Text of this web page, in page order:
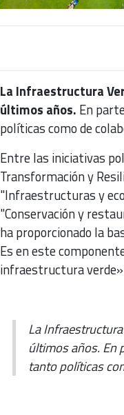
La Infraestructura
últimos años. En
políticas como de
Entre las iniciativas
Transformación y
"Infraestructuras y
"Conservación y
ha proporcionado la
Es en este
infraestructura
La
últimos años. En
tanto políticas